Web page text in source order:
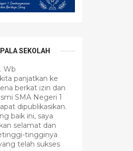
SEKOLAH
Wb
panjatkan ke
berkat izin dan
SMA Negeri 1
dipublikasikan.
baik ini, saya
selamat dan
tingginya
telah sukses